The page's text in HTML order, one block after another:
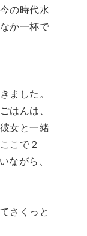
の時代水
か一杯で
ました。
はんは、
女と一緒
こで２
がら、
さくっと